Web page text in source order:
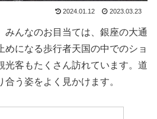
2024.01.12 2023.03.23
みんなのお目当ては、銀座の大通
めになる歩行者天国の中でのショ
光客もたくさん訪れています。道
う姿をよく見かけます。